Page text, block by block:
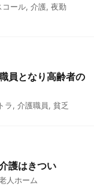
コール, 介護, 夜勤
員となり高齢者の
ラ, 介護職員, 貧乏
護はきつい
人ホーム